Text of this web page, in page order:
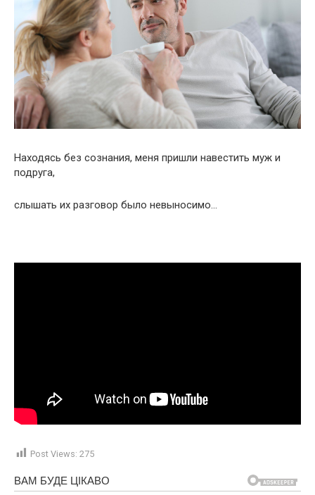
Находясь без сознания, меня пришли навестить муж и
подруга,
слышать их разговор было невыносимо…
Post Views: 275